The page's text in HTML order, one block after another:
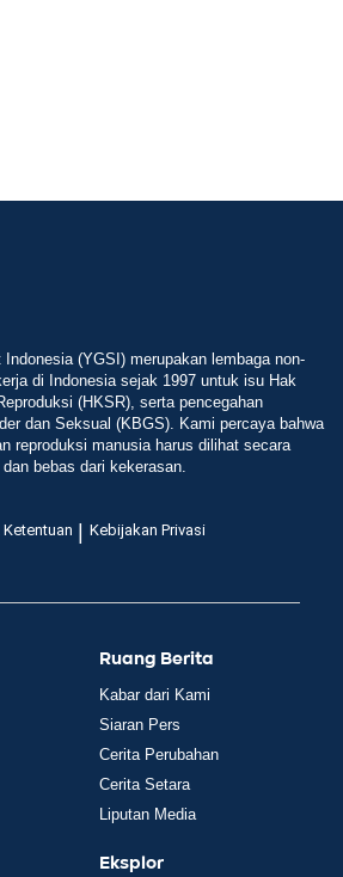
(YGSI) merupakan lembaga non-
di Indonesia sejak 1997 untuk isu Hak
(HKSR), serta pencegahan
dan Seksual (KBGS). Kami percaya bahwa
reproduksi manusia harus dilihat secara
bebas dari kekerasan.
Kebijakan Privasi
Ruang Berita
Kabar dari Kami
Siaran Pers
Cerita Perubahan
Cerita Setara
Liputan Media
Eksplor